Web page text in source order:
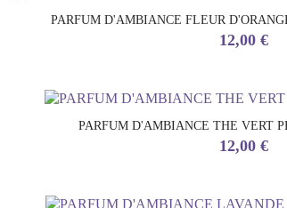
PARFUM D'AMBIANCE FLEUR
Prix
12,00 €
PARFUM D'AMBIANCE THE VERT
Prix
12,00 €